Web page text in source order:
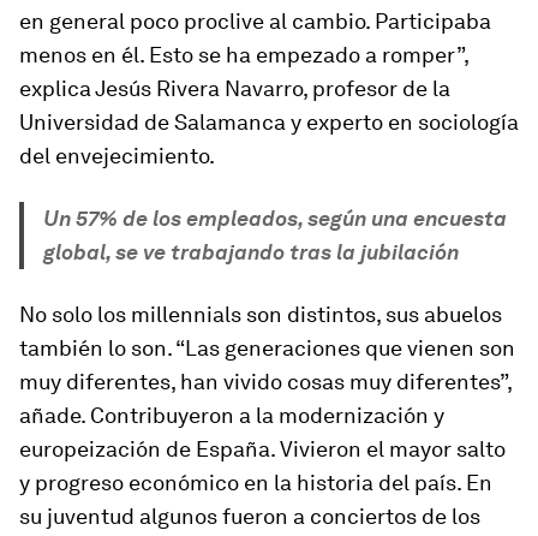
en general poco proclive al cambio. Participaba
menos en él. Esto se ha empezado a romper”,
explica Jesús Rivera Navarro, profesor de la
Universidad de Salamanca y experto en sociología
del envejecimiento.
Un 57% de los empleados, según una encuesta
global, se ve trabajando tras la jubilación
No solo los millennials son distintos, sus abuelos
también lo son. “Las generaciones que vienen son
muy diferentes, han vivido cosas muy diferentes”,
añade. Contribuyeron a la modernización y
europeización de España. Vivieron el mayor salto
y progreso económico en la historia del país. En
su juventud algunos fueron a conciertos de los